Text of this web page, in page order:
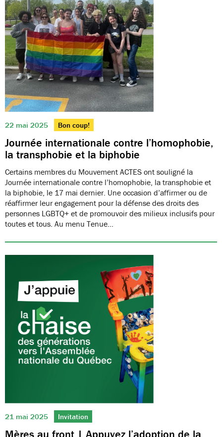
22 mai 2025 Bon coup!
Journée internationale contre l’homophobie,
la transphobie et la biphobie
Certains membres du Mouvement ACTES ont souligné la
Journée internationale contre l’homophobie, la transphobie et
la biphobie, le 17 mai dernier. Une occasion d’affirmer ou de
réaffirmer leur engagement pour la défense des droits des
personnes LGBTQ+ et de promouvoir des milieux inclusifs pour
toutes et tous. Au menu Tenue…
21 mai 2025 Invitation
Mères au front | Appuyez l’adoption de la